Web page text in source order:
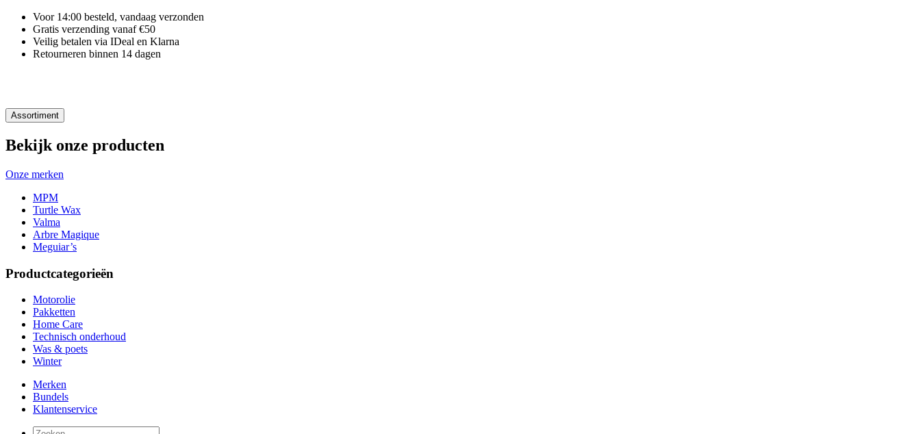
Voor 14:00 besteld, vandaag verzonden
Gratis verzending vanaf €50
Veilig betalen via IDeal en Klarna
Retourneren binnen 14 dagen
Assortiment
Bekijk onze producten
Onze merken
MPM
Turtle Wax
Valma
Arbre Magique
Meguiar’s
Productcategorieën
Motorolie
Pakketten
Home Care
Technisch onderhoud
Was & poets
Winter
Merken
Bundels
Klantenservice